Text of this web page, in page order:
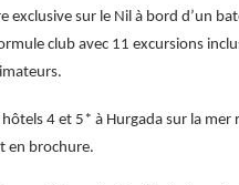
exclusive sur le Nil à bord d’un
club avec 11 excursions
hôtels 4 et 5* à Hurgada sur la mer
en brochure.